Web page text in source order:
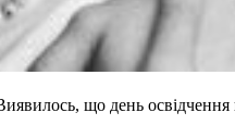
що день освідчення